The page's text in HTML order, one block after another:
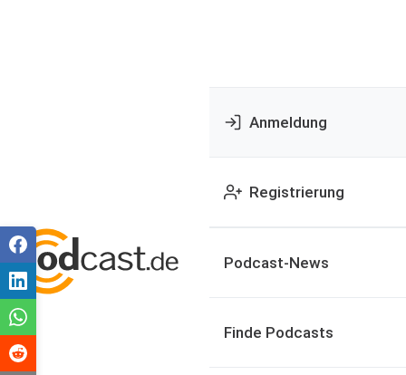
Anmeldung
Registrierung
Podcast-News
Finde Podcasts